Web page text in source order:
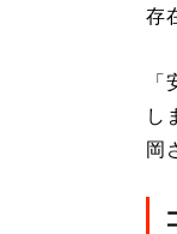
存
し
岡